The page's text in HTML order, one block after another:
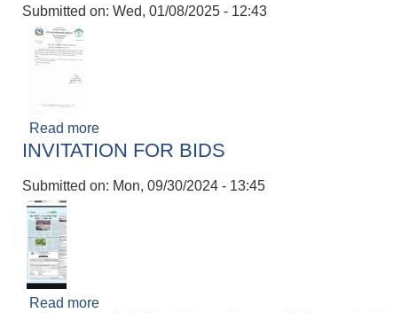
Submitted on: Wed, 01/08/2025 - 12:43
Read more
INVITATION FOR BIDS
Submitted on: Mon, 09/30/2024 - 13:45
Read more